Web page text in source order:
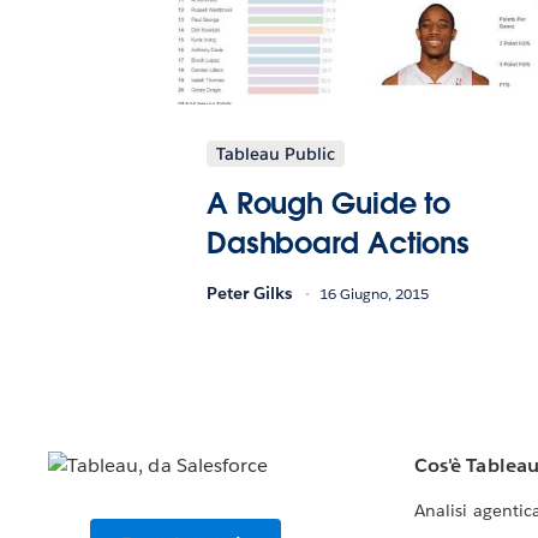
Tableau Public
A Rough Guide to
Dashboard Actions
Peter Gilks 16 Giugno, 2015
Cos'è
Analisi